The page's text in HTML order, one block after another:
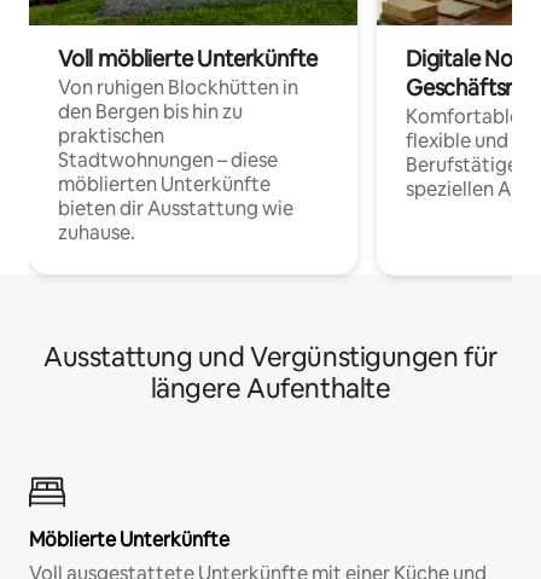
Voll möblierte Unterkünfte
Von ruhigen Blockhütten in
den Bergen bis hin zu
praktischen
Stadtwohnungen – diese
möblierten Unterkünfte
bieten dir Ausstattung wie
zuhause.
Digitale
Komfortable
flexible und
Berufstätige
speziellen
Ausstattung und Vergünstigungen für
längere Aufenthalte
Möblierte Unterkünfte
Voll ausgestattete Unterkünfte mit einer Küche und